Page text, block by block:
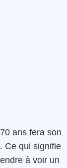
ans fera son
Ce qui signifie
à voir un